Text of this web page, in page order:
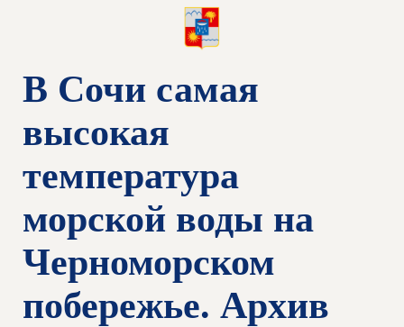
В Сочи самая
высокая
температура
морской воды на
Черноморском
побережье. Архив